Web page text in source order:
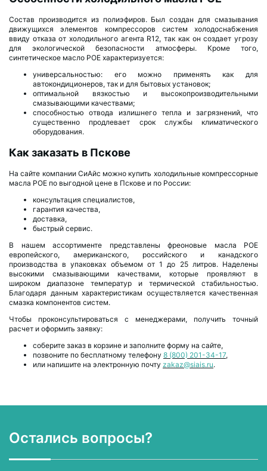
Состав производится из полиэфиров. Был создан для смазывания
движущихся элементов компрессоров систем холодоснабжения
ввиду отказа от холодильного агента R12, так как он создает угрозу
для экологической безопасности атмосферы. Кроме того,
синтетическое масло POE характеризуется:
универсальностью: его можно применять как для
автокондиционеров, так и для бытовых установок;
оптимальной вязкостью и высокопроизводительными
смазывающими качествами;
способностью отвода излишнего тепла и загрязнений, что
существенно продлевает срок службы климатического
оборудования.
Как заказать в Пскове
На сайте компании СиАйс можно купить холодильные компрессорные
масла POE по выгодной цене в Пскове и по России:
консультация специалистов,
гарантия качества,
доставка,
быстрый сервис.
В нашем ассортименте представлены фреоновые масла POE
европейского, американского, российского и канадского
производства в упаковках объемом от 1 до 25 литров. Наделены
высокими смазывающими качествами, которые проявляют в
широком диапазоне температур и термической стабильностью.
Благодаря данным характеристикам осуществляется качественная
смазка компонентов систем.
Чтобы проконсультироваться с менеджерами, получить точный
расчет и оформить заявку:
соберите заказ в корзине и заполните форму на сайте,
позвоните по бесплатному телефону 8 (800) 201-34-17,
или напишите на электронную почту zakaz@siais.ru.
Остались вопросы?